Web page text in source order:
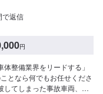
で返信
円
整備業界をリードする」
となら何でもお任せくださ
してしまった事故車両、他